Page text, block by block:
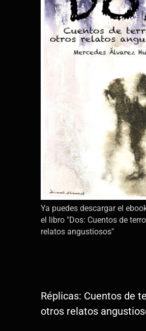
Ya puedes descargar el
el libro "Dos: Cuentos de
relatos angustiosos"
Réplicas: Cuentos de
otros relatos